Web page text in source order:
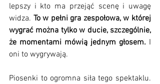
lepszy i kto ma przejąć scenę i uwagę
widza. To w pełni gra zespołowa, w której
wygrać można tylko w ducie, szczególnie,
że momentami mówią jednym głosem. I
oni to wygrywają.
Piosenki to ogromna siła tego spektaklu.